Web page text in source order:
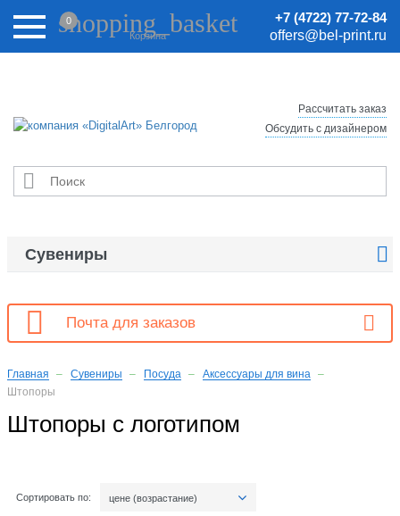
Внимание! Цены на сайте могут быть неактуальными.
Актуальные цены уточняйте у менеджеров.
+7 (4722) 77-72-84
offers@bel-print.ru
shopping_basket
Корзина
0

Рассчитать заказ
Обсудить с дизайнером
Сувениры 
 Почта для заказов
Главная Сувениры Посуда
Аксессуары для вина
Штопоры
Штопоры с логотипом
Сортировать по: цене (возрастание)